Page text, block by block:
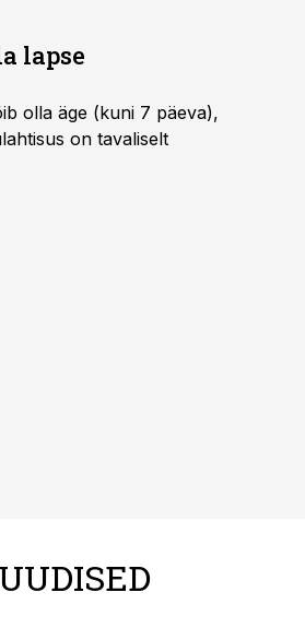
lapse
olla äge (kuni 7 päeva),
on tavaliselt